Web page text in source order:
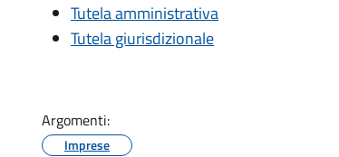
Tutela amministrativa
Tutela giurisdizionale
Argomenti:
Imprese